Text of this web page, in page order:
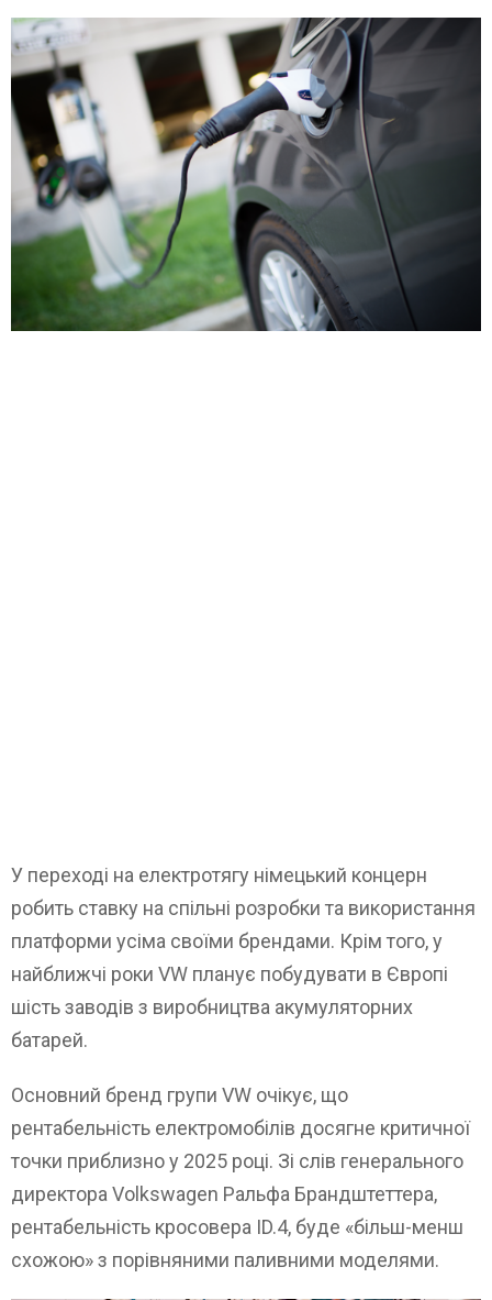
У переході на електротягу німецький концерн
робить ставку на спільні розробки та використання
платформи усіма своїми брендами. Крім того, у
найближчі роки VW планує побудувати в Європі
шість заводів з виробництва акумуляторних
батарей.
Основний бренд групи VW очікує, що
рентабельність електромобілів досягне критичної
точки приблизно у 2025 році. Зі слів генерального
директора Volkswagen Ральфа Брандштеттера,
рентабельність кросовера ID.4, буде «більш-менш
схожою» з порівняними паливними моделями.